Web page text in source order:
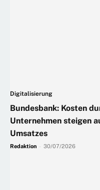
Digitalisierung
Bundesbank: Kosten
Unternehmen steigen
Umsatzes
Redaktion 30/07/2026